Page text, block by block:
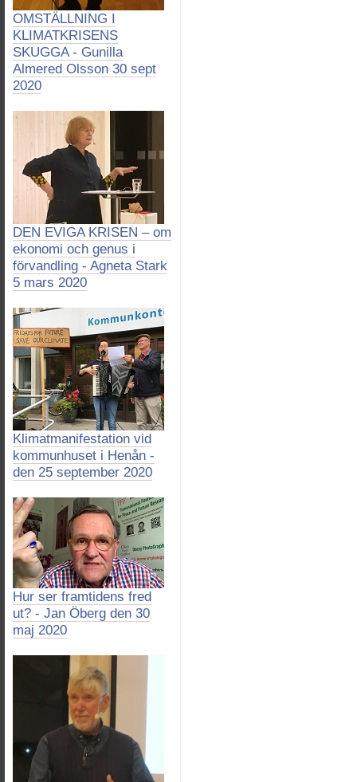
OMSTÄLLNING I
KLIMATKRISENS
SKUGGA - Gunilla
Almered Olsson 30 sept
2020
DEN EVIGA KRISEN – om
ekonomi och genus i
förvandling - Agneta Stark
5 mars 2020
Klimatmanifestation vid
kommunhuset i Henån -
den 25 september 2020
Hur ser framtidens fred
ut? - Jan Öberg den 30
maj 2020